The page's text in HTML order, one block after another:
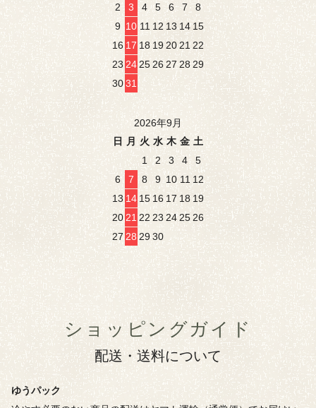
2
3 4 5 6 7
8
9 10 11 12 13 14 15
16 17 18 19 2021 22
23 24 25 26 272829
3031
2026年9月
日
月 火 水 木 金 土
1
2 3 4
5
6
7 8 9 10 11 12
13 14 15 16 17 1819
20 21 22 23 24 25 26
27 28 2930
ショッピングガイド
配送・送料について
ゆうパック